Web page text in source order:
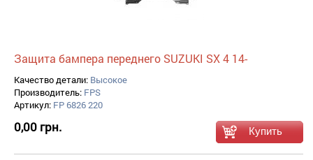
Защита бампера переднего SUZUKI SX 4 14-
Качество детали: Высокое
Производитель: FPS
Артикул: FP 6826 220
0,00 грн.